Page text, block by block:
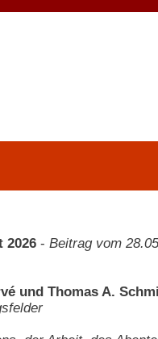
2026 - Beitrag vom
und Thomas A.